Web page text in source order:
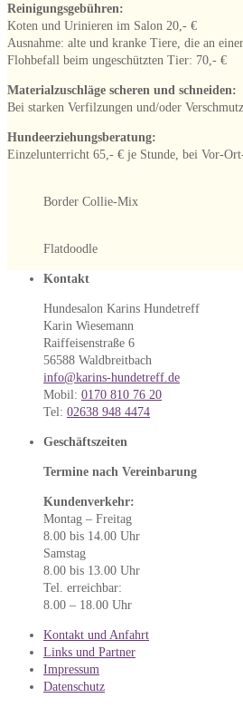
Reinigungsgebühren:
Koten und Urinieren im Salon 20,- €
Ausnahme: alte und kranke Tiere, die an
Flohbefall beim ungeschützten Tier: 70,- €
Materialzuschläge scheren und schneiden:
Bei starken Verfilzungen und/oder
Hundeerziehungsberatung:
Einzelunterricht 65,- € je Stunde, bei Vor-
Border Collie-Mix
Flatdoodle
Kontakt
Hundesalon Karins Hundetreff
Karin Wiesemann
Raiffeisenstraße 6
56588 Waldbreitbach
info@karins-hundetreff.de
Mobil: 0170 810 76 20
Tel: 02638 948 4474
Geschäftszeiten
Termine nach Vereinbarung
Kundenverkehr:
Montag – Freitag
8.00 bis 14.00 Uhr
Samstag
8.00 bis 13.00 Uhr
Tel. erreichbar:
8.00 – 18.00 Uhr
Kontakt und Anfahrt
Links und Partner
Impressum
Datenschutz